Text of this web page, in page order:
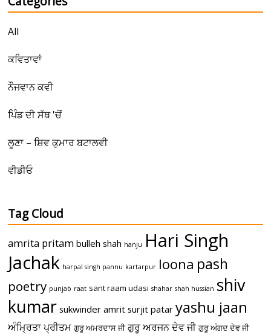
All
ਕਵਿਤਾਵਾਂ
ਨੌਜਵਾਨ ਕਵੀ
ਪਿੰਡ ਦੀ ਸੱਥ 'ਚੋਂ
ਲੂਣਾ – ਸ਼ਿਵ ਕੁਮਾਰ ਬਟਾਲਵੀ
ਵੀਡੀਓ
Tag Cloud
amrita pritam bulleh shah hanju Hari Singh
Jachak harpal singh pannu kartarpur loona pash
poetry punjab raat sant raam udasi shahar shah hussian shiv
kumar sukwinder amrit surjit patar yashu jaan
ਅੰਮ੍ਰਿਤਾ ਪ੍ਰੀਤਮ ਗੁਰੂ ਅਮਰਦਾਸ ਜੀ ਗੁਰੂ ਅਰਜਨ ਦੇਵ ਜੀ ਗੁਰੂ ਅੰਗਦ ਦੇਵ ਜੀ